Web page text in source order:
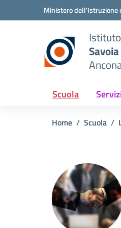
Vai ai contenuti
Vai al menu di navigazione
Ministero dell'Istruzione
Scuola
Home Scuola